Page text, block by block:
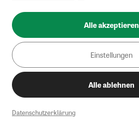
Alle akzeptieren
Einstellungen
Alle ablehnen
Datenschutzerklärung